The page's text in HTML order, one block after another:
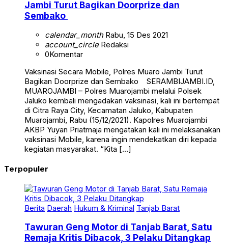
Jambi Turut Bagikan Doorprize dan
Sembako
calendar_monthRabu, 15 Des 2021
account_circleRedaksi
0Komentar
Vaksinasi Secara Mobile, Polres Muaro Jambi Turut
Bagikan Doorprize dan Sembako SERAMBIJAMBI.ID,
MUAROJAMBI – Polres Muarojambi melalui Polsek
Jaluko kembali mengadakan vaksinasi, kali ini bertempat
di Citra Raya City, Kecamatan Jaluko, Kabupaten
Muarojambi, Rabu (15/12/2021). Kapolres Muarojambi
AKBP Yuyan Priatmaja mengatakan kali ini melaksanakan
vaksinasi Mobile, karena ingin mendekatkan diri kepada
kegiatan masyarakat. “Kita […]
Terpopuler
Berita Daerah Hukum & Kriminal Tanjab Barat
Tawuran Geng Motor di Tanjab Barat, Satu
Remaja Kritis Dibacok, 3 Pelaku Ditangkap